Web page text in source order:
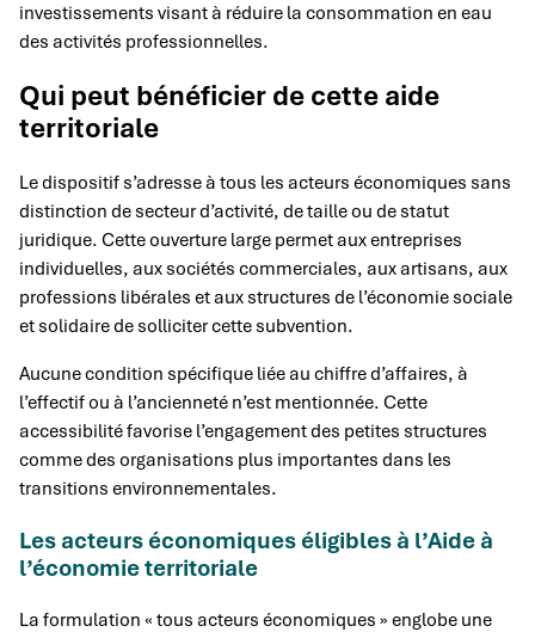
investissements visant à réduire la consommation en eau
des activités professionnelles.
Qui peut bénéficier de cette aide
territoriale
Le dispositif s’adresse à tous les acteurs économiques sans
distinction de secteur d’activité, de taille ou de statut
juridique. Cette ouverture large permet aux entreprises
individuelles, aux sociétés commerciales, aux artisans, aux
professions libérales et aux structures de l’économie sociale
et solidaire de solliciter cette subvention.
Aucune condition spécifique liée au chiffre d’affaires, à
l’effectif ou à l’ancienneté n’est mentionnée. Cette
accessibilité favorise l’engagement des petites structures
comme des organisations plus importantes dans les
transitions environnementales.
Les acteurs économiques éligibles à l’Aide à
l’économie territoriale
La formulation « tous acteurs économiques » englobe une